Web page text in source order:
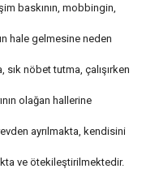
baskının, mobbingin,
hale gelmesine neden
nöbet tutma, çalışırken
olağan hallerine
ayrılmakta, kendisini
ve ötekileştirilmektedir.